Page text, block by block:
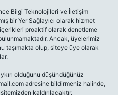
Bilgi Teknolojileri ve İletişim
bir Yer Sağlayıcı olarak hizmet
proaktif olarak denetleme
Ancak, üyelerimiz
taşımakta olup, siteye üye olarak
olduğunu düşündüğünüz
adresine bildirmeniz halinde,
kaldırılacaktır.